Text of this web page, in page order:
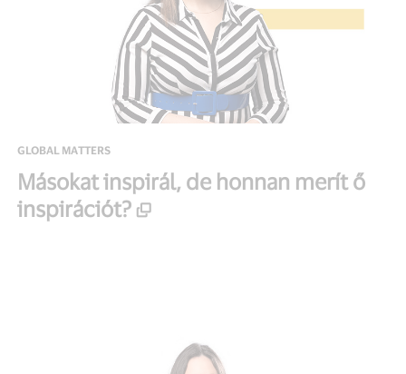
GLOBAL MATTERS
Másokat inspirál, de honnan merít ő
inspirációt?